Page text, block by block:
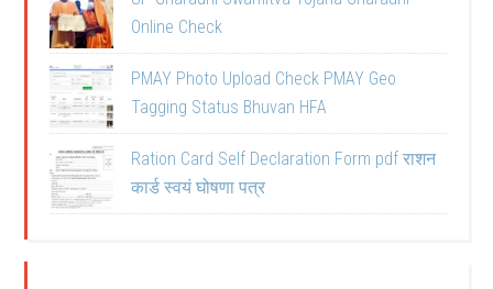
Online Check
PMAY Photo Upload Check PMAY Geo
Tagging Status Bhuvan HFA
Ration Card Self Declaration Form pdf राशन
कार्ड स्वयं घोषणा पत्र